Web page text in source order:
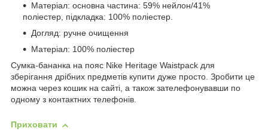
Матеріал: основна частина: 59% нейлон/41%
поліестер, підкладка: 100% поліестер.
Догляд: ручне очищення
Матеріал: 100% поліестер
Сумка-бананка на пояс Nike Heritage Waistpack для
зберігання дрібних предметів купити дуже просто. Зробити це
можна через кошик на сайті, а також зателефонувавши по
одному з контактних телефонів.
Приховати